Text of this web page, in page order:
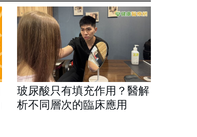
玻尿酸只有填充作用？醫解
析不同層次的臨床應用